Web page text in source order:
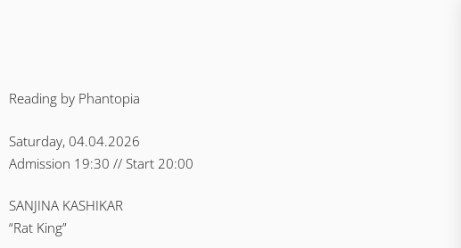
Reading by Phantopia
Saturday, 04.04.2026
Admission 19:30 // Start 20:00
SANJINA KASHIKAR
“Rat King”